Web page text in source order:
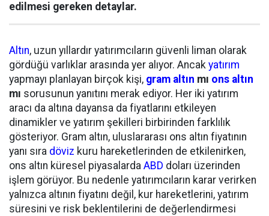
edilmesi gereken detaylar.
Altın, uzun yıllardır yatırımcıların güvenli liman olarak
gördüğü varlıklar arasında yer alıyor. Ancak yatırım
yapmayı planlayan birçok kişi, gram altın mı ons altın
mı sorusunun yanıtını merak ediyor. Her iki yatırım
aracı da altına dayansa da fiyatlarını etkileyen
dinamikler ve yatırım şekilleri birbirinden farklılık
gösteriyor. Gram altın, uluslararası ons altın fiyatının
yanı sıra döviz kuru hareketlerinden de etkilenirken,
ons altın küresel piyasalarda ABD doları üzerinden
işlem görüyor. Bu nedenle yatırımcıların karar verirken
yalnızca altının fiyatını değil, kur hareketlerini, yatırım
süresini ve risk beklentilerini de değerlendirmesi